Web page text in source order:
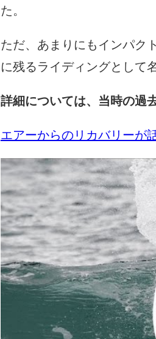
た。
ただ、あまりにもインパク
に残るライディングとして
詳細については、当時の過
エアーからのリカバリーが